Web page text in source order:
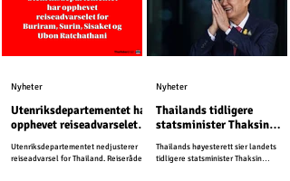
Utenriksdepartementet har
opphevet reiseadvarselet
og Ubon Ratchathani
Utenriksdepartementet nedjusterer
reiseadvarsel for Thailand. Reiserådet
Nyheter
Thailands tidligere
statsminister Thaksin
i fengsel
Thailands høyesterett sier landets
tidligere statsminister Thaksin
Nyheter